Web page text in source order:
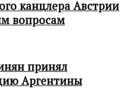
канцлера Австрии
вопросам
принял
Аргентины